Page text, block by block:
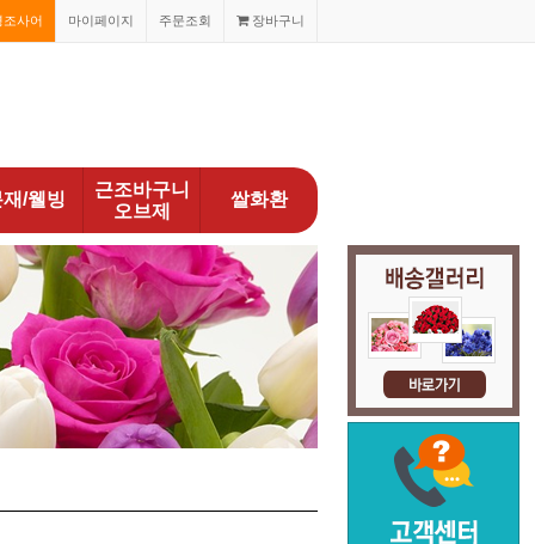
장바구니
주문조회
마이페이지
조사어
/웰빙
근조바구니
오브제
쌀화환